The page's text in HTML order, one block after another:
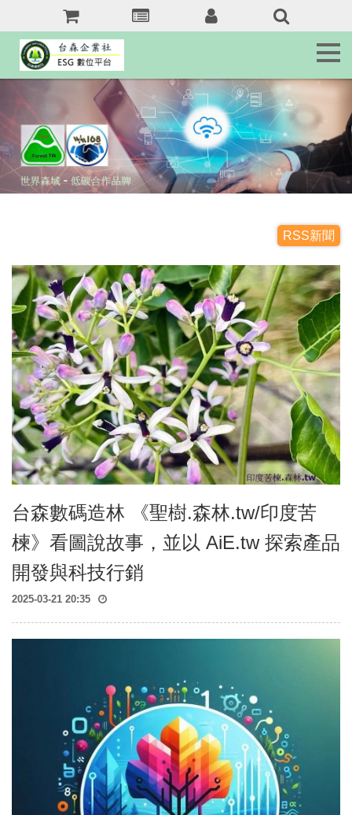
訊
息
Tai.Forest.tw
森
Service
森
森
友
站
Forest.tw/RSS
森
課
程
EST
Course
森
工
具
森
媒
體
Photos、
AV
RSS新聞
台森數碼造林 《聖樹.森林.tw/印度苦
楝》看圖說故事，並以 AiE.tw 探索產品
開發與科技行銷
2025-03-21 20:35